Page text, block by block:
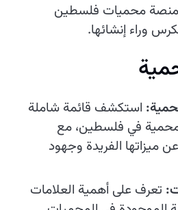
محميات فلسطين
وراء إنشائها.
استكشف قائمة شاملة
في فلسطين، مع
الفريدة وجهود
تعرف على أهمية العلامات